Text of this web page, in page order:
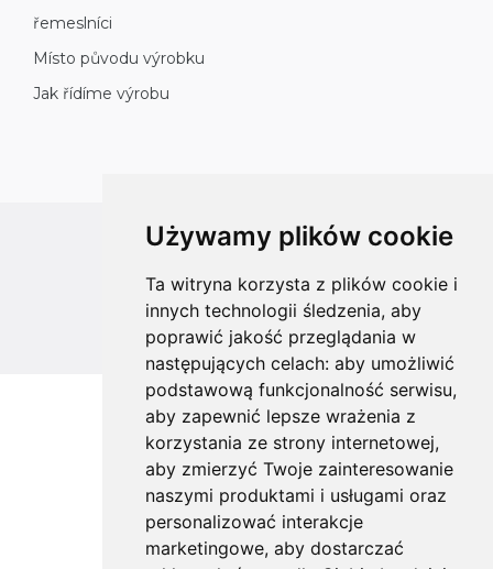
Używamy plików cookie
Ta witryna korzysta z plików cookie i
innych technologii śledzenia, aby
poprawić jakość przeglądania w
następujących celach: aby umożliwić
podstawową funkcjonalność serwisu,
aby zapewnić lepsze wrażenia z
korzystania ze strony internetowej,
aby zmierzyć Twoje zainteresowanie
naszymi produktami i usługami oraz
personalizować interakcje
marketingowe, aby dostarczać
řemeslníci
Místo původu výrobku
Jak řídíme výrobu
All rights reserved
Copyright © 2026 koalahammock.com
Designed by MOUTON interactive